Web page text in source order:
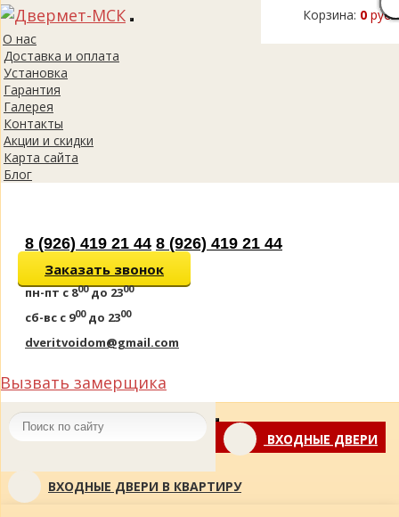
Корзина: 0 руб.
Toggle
О нас
Доставка и оплата
Установка
Гарантия
Галерея
Контакты
Акции и скидки
Карта сайта
Блог
8 (926) 419 21 44 8 (926) 419 21 44
Заказать звонок
пн-пт с 800до 2300
сб-вс с 900до 2300
dveritvoidom@gmail.com
Вызвать замерщика
Toggle
navigationВХОДНЫЕ ДВЕРИ
ВХОДНЫЕ ДВЕРИ В КВАРТИРУ